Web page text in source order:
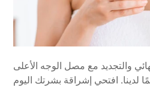
والتجديد مع مصل الوجه الأعلى